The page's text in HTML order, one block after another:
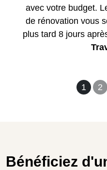
1 2
avec votre budget.
de rénovation vous
plus tard 8 jours
Bénéficiez